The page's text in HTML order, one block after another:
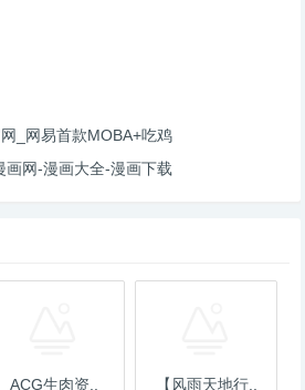
网_网易首款MOBA+吃鸡
画网-漫画大全-漫画下载
ACG生肉资.. 【风雨天地行..